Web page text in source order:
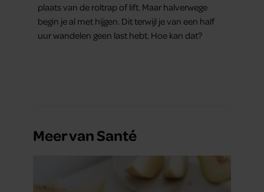
plaats van de roltrap of lift. Maar halverwege
begin je al met hijgen. Dit terwijl je van een half
uur wandelen geen last hebt. Hoe kan dat?
Meer van Santé